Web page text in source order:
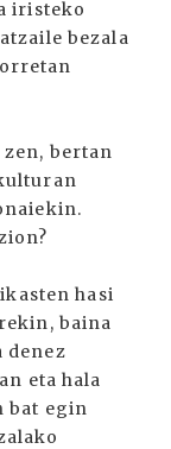
iristeko
bezala
bertan
hasi
baina
denez
eta hala
bat egin